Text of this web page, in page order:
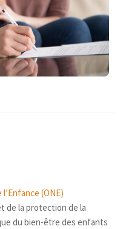
(ONE)
de la protection de la
du bien-être des enfants